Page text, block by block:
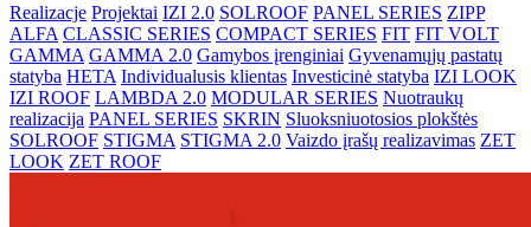
Realizacje Projektai IZI 2.0 SOLROOF PANEL SERIES ZIPP
ALFA CLASSIC SERIES COMPACT SERIES FIT FIT VOLT
GAMMA GAMMA 2.0 Gamybos įrenginiai Gyvenamųjų pastatų
statyba HETA Individualusis klientas Investicinė statyba IZI LOOK
IZI ROOF LAMBDA 2.0 MODULAR SERIES Nuotraukų
realizacija PANEL SERIES SKRIN Sluoksniuotosios plokštės
SOLROOF STIGMA STIGMA 2.0 Vaizdo įrašų realizavimas ZET
LOOK ZET ROOF